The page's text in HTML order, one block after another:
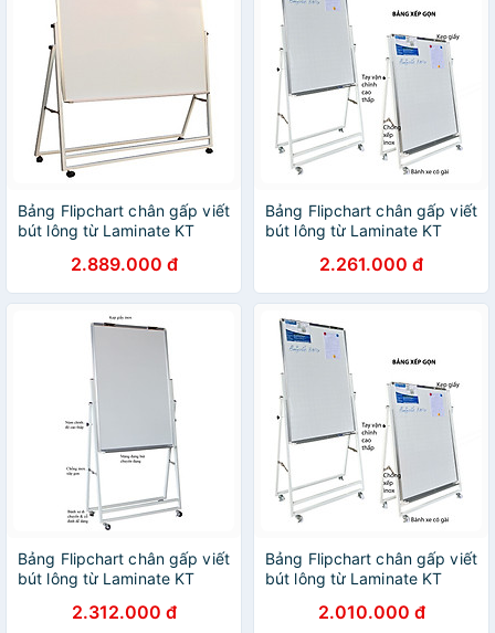
Bảng Flipchart chân gấp viết
bút lông từ Laminate KT
2.889.000 đ
Bảng Flipchart chân gấp viết
bút lông từ Laminate KT
2.261.000 đ
Bảng Flipchart chân gấp viết
bút lông từ Laminate KT
2.312.000 đ
Bảng Flipchart chân gấp viết
bút lông từ Laminate KT
2.010.000 đ